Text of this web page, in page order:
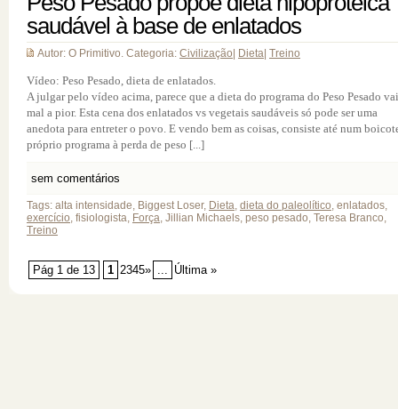
saudável à base de enlatados
Autor: O Primitivo. Categoria: Civilização Dieta Treino
Vídeo: Peso Pesado, dieta de enlatados.
A julgar pelo vídeo acima, parece que a dieta do programa do Peso Pesado
mal a pior. Esta cena dos enlatados vs vegetais saudáveis só pode ser uma
anedota para entreter o povo. E vendo bem as coisas, consiste até num
próprio programa à perda de peso [...]
sem comentários
Tags: alta intensidade, Biggest Loser, Dieta, dieta do paleolítico, enlatados,
exercício, fisiologista, Força, Jillian Michaels, peso pesado, Teresa Branco,
Treino
Pág 1 de 13 1 2345» ... Última »